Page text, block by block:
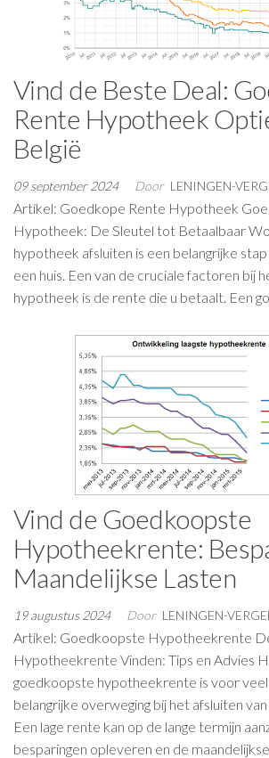
Vind de Beste Deal:
Rente Hypotheek
België
09 september 2024 Door LENINGEN-
Artikel: Goedkope Rente Hypotheek
Hypotheek: De Sleutel tot Betaalbaar
hypotheek afsluiten is een belangrijke
een huis. Een van de cruciale factoren bij
hypotheek is de rente die u betaalt. Een
Vind de Goedkoopste
Hypotheekrente:
Maandelijkse Lasten
19 augustus 2024 Door LENINGEN-
Artikel: Goedkoopste Hypotheekrente
Hypotheekrente Vinden: Tips en Advies
goedkoopste hypotheekrente is voor
belangrijke overweging bij het afsluiten
Een lage rente kan op de lange termijn
besparingen opleveren en de